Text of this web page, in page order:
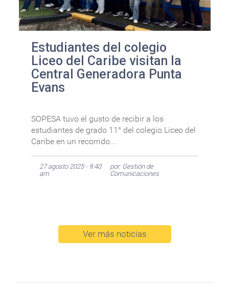
Estudiantes del colegio
Liceo del Caribe visitan la
Central Generadora Punta
Evans
SOPESA tuvo el gusto de recibir a los
estudiantes de grado 11° del colegio Liceo del
Caribe en un recorrido...
27 agosto 2025 - 9:40
am
por: Gestión de
Comunicaciones
Ver más noticias